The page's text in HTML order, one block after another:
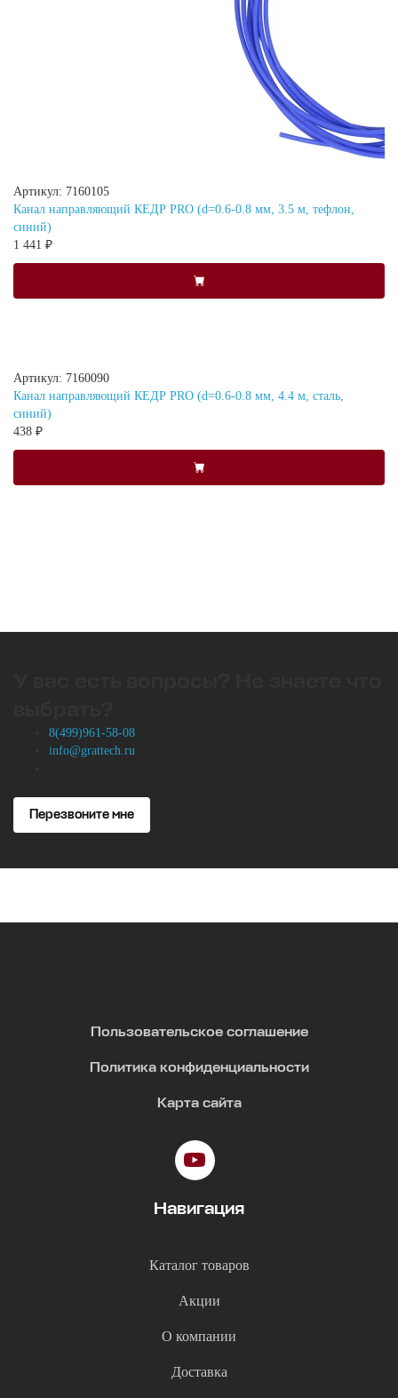
Артикул: 7160105
Канал направляющий КЕДР PRO (d=0.6-0.8 мм, 3.5 м, тефлон,
синий)
1 441 ₽
Артикул: 7160090
Канал направляющий КЕДР PRO (d=0.6-0.8 мм, 4.4 м, сталь,
синий)
438 ₽
8(499)961-58-08
info@grattech.ru
Перезвоните мне
Пользовательское соглашение
Политика конфиденциальности
Карта сайта
Навигация
Каталог товаров
Акции
О компании
Доставка